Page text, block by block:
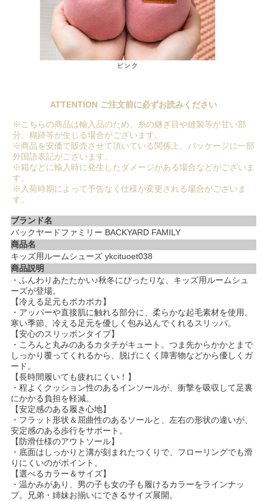
ATTENTION ご注文前に必ずお読みください
※こちらの商品は輸入品のため、糸の継ぎ目や縫製等が甘い部
分、糊跡等が生じる場合がございます。
※商品を安価で販売させて頂いている関係上、パッケージに一部
外国語表記がございます。
※箱などに輸入時に発生したダメージがある場合などがございま
す。
※入荷時期によって予告なく仕様が変更される場合がございま
す。
ブランド名
バックヤードファミリー BACKYARD FAMILY
商品名
キッズ用ルームシューズ ykcituoet038
商品説明
・ふんわりあたたかい♪秋冬にぴったりな、キッズ用ルームシュ
ーズが登場。
【冷える足元もポカポカ】
・アッパーや直接肌に触れる部分に、柔らかな起毛素材を使用。
寒い季節、冷える足元を優しく包み込んでくれるスリッパ。
【安心のスリッポンタイプ】
・ころんと丸みのあるカタチがキュート。つま先からかかとまで
しっかり覆ってくれるから、脱げにくく障害物などから優しくガ
ード。
【長時間履いても疲れにくい！】
・程よくクッション性のあるインソールが、衝撃を吸収して足裏
にかかる負担を軽減。
【安定感のある履き心地】
・フラット形状＆屈曲性のあるソールと、左右の形状の違いが、
安定感のある歩行をサポート。
【防滑仕様のアウトソール】
・底面はしっかりと溝が刻まれたつくりで、フローリングでも滑
りにくいのがポイント。
【選べるカラー＆サイズ】
・温かみがあり、男の子も女の子も履けるカラーをラインナッ
プ。兄弟・姉妹お揃いにできるサイズ展開。